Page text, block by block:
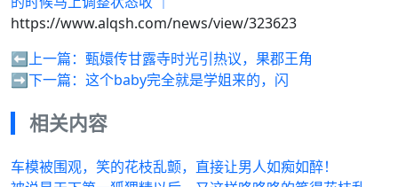
https://www.alqsh.com/news/view/323623
⬅️上一篇： 甄嬛传甘露寺时光引热议，果郡王角
➡️下一篇： 这个baby完全就是学姐来的，闪
相关内容
车模被围观，笑的花枝乱颤，直接让男人如痴如醉！